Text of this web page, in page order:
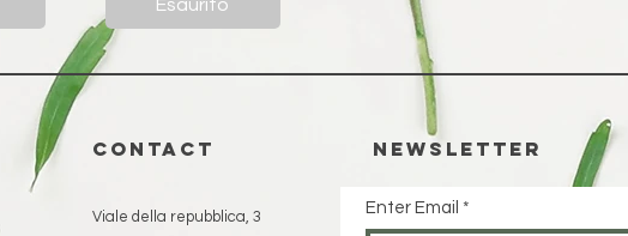
Esaurito
CONTACT
Viale della repubblica, 3
Newsletter
Enter Email